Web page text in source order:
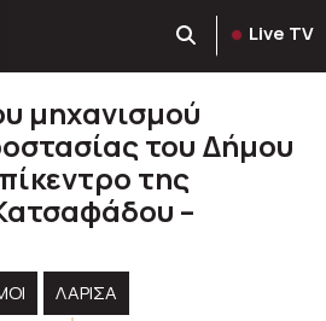
Live TV
μηχανισμού
του Δήμου
της
–
ΛΑΡΙΣΑ